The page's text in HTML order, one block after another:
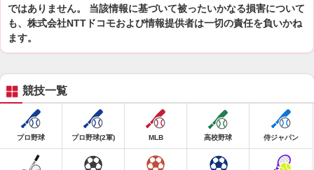
ではありません。 当該情報に基づいて被ったいかなる損害について
も、株式会社NTTドコモおよび情報提供者は一切の責任を負いかね
ます。
競技一覧
プロ野球 プロ野球(2軍) MLB 高校野球 侍ジャパン